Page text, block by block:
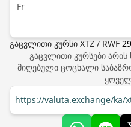
Fr
გაცვლითი კურსი XTZ / RWF
გაცვლითი კურსები
მიღებული ცოცხალი
https://valuta.exchange/ka/